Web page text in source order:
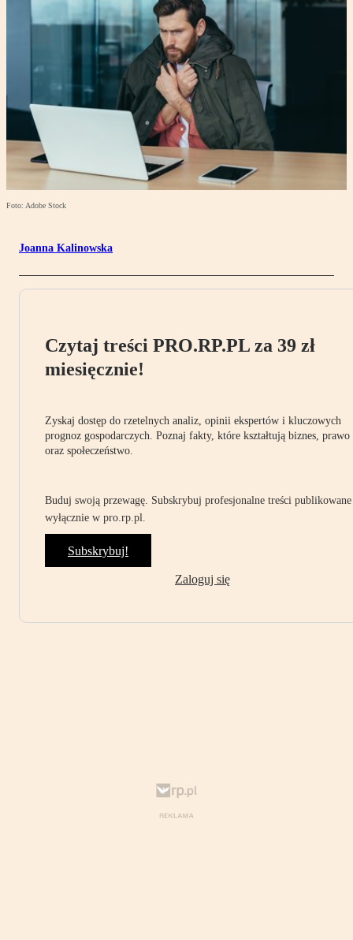
Foto: Adobe Stock
Joanna Kalinowska
Czytaj treści PRO.RP.PL za 39 zł
miesięcznie!
Zyskaj dostęp do rzetelnych analiz, opinii ekspertów i kluczowych
prognoz gospodarczych. Poznaj fakty, które kształtują biznes, prawo
oraz społeczeństwo.
Buduj swoją przewagę. Subskrybuj profesjonalne treści publikowane
wyłącznie w pro.rp.pl.
Subskrybuj!
Zaloguj się